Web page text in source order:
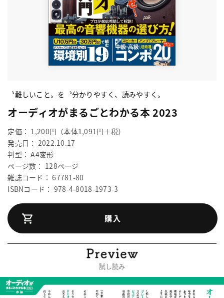
〝難しいこと〟を〝分かりやすく、読みやすく〟
オーディオがまるごとわかる本 2023
定価： 1,200円（本体1,091円＋税）
発売日： 2022.10.17
判型： A4変形
ページ数： 128ページ
雑誌コード： 67781-80
ISBNコード： 978-4-8018-1973-3
購入
試し読み